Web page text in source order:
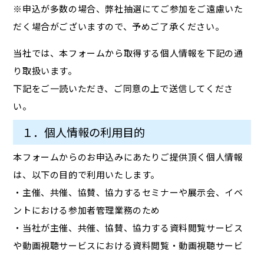
※申込が多数の場合、弊社抽選にてご参加をご遠慮いた
だく場合がございますので、予めご了承ください。
当社では、本フォームから取得する個人情報を下記の通
り取扱います。
下記をご一読いただき、ご同意の上で送信してくださ
い。
１．個人情報の利用目的
本フォームからのお申込みにあたりご提供頂く個人情報
は、以下の目的で利用いたします。
・主催、共催、協賛、協力するセミナーや展示会、イベ
ントにおける参加者管理業務のため
・当社が主催、共催、協賛、協力する資料閲覧サービス
や動画視聴サービスにおける資料閲覧・動画視聴サービ